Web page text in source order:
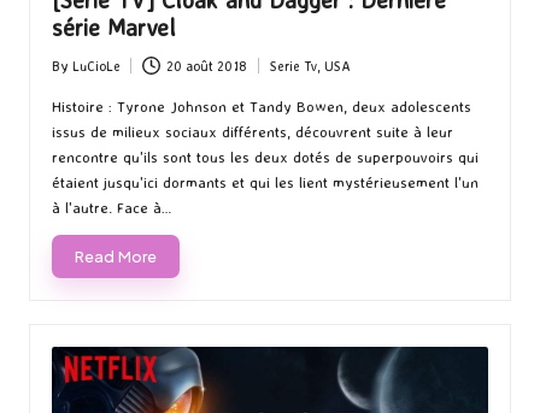
série Marvel
Posted
by
By LuCioLe 20 août 2018
Posted
Serie Tv, USA
Histoire : Tyrone Johnson et Tandy Bowen, deux adolescents
issus de milieux sociaux différents, découvrent suite à leur
rencontre qu'ils sont tous les deux dotés de superpouvoirs qui
étaient jusqu'ici dormants et qui les lient mystérieusement l'un
à l'autre. Face à…
Read More